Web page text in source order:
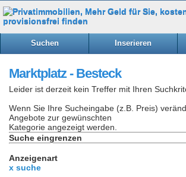
Suchen Inserieren
Marktplatz - Besteck
Leider ist derzeit kein Treffer mit Ihren
Wenn Sie Ihre Sucheingabe (z.B. Preis)
Angebote zur gewünschten
Kategorie angezeigt werden.
Suche eingrenzen
Anzeigenart
x suche